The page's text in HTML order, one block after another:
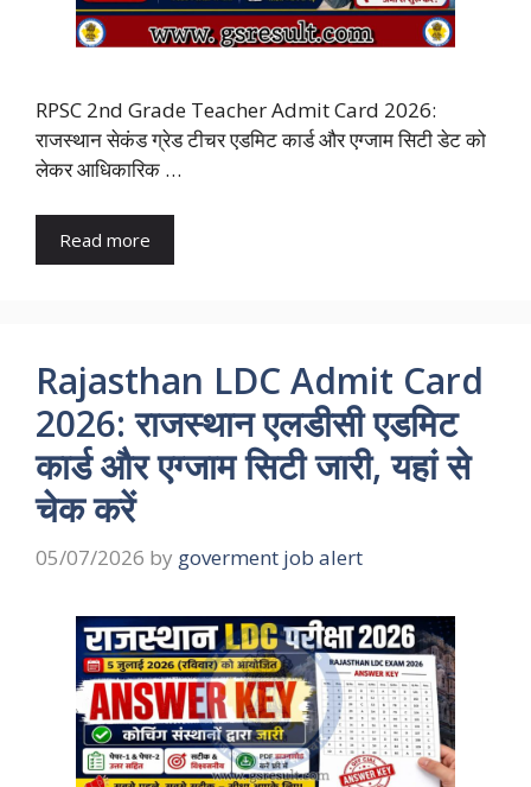
RPSC 2nd Grade Teacher Admit Card 2026:
राजस्थान सेकंड ग्रेड टीचर एडमिट कार्ड और एग्जाम सिटी डेट को
लेकर आधिकारिक …
Read more
Rajasthan LDC Admit Card
2026: राजस्थान एलडीसी एडमिट
कार्ड और एग्जाम सिटी जारी, यहां से
चेक करें
05/07/2026 by goverment job alert